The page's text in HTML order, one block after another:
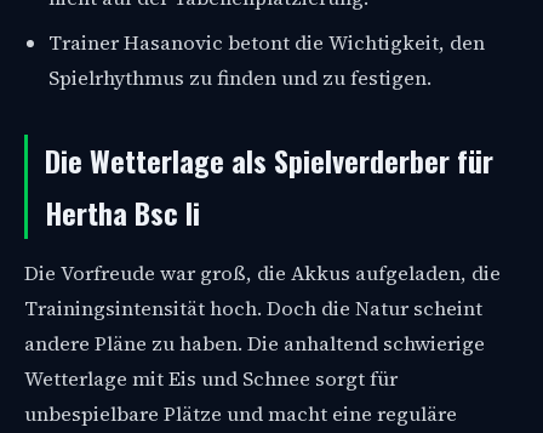
Trainer Hasanovic betont die Wichtigkeit, den
Spielrhythmus zu finden und zu festigen.
Die Wetterlage als Spielverderber für
Hertha Bsc Ii
Die Vorfreude war groß, die Akkus aufgeladen, die
Trainingsintensität hoch. Doch die Natur scheint
andere Pläne zu haben. Die anhaltend schwierige
Wetterlage mit Eis und Schnee sorgt für
unbespielbare Plätze und macht eine reguläre